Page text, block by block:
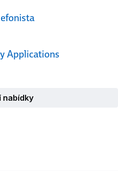
Applications
nabídky